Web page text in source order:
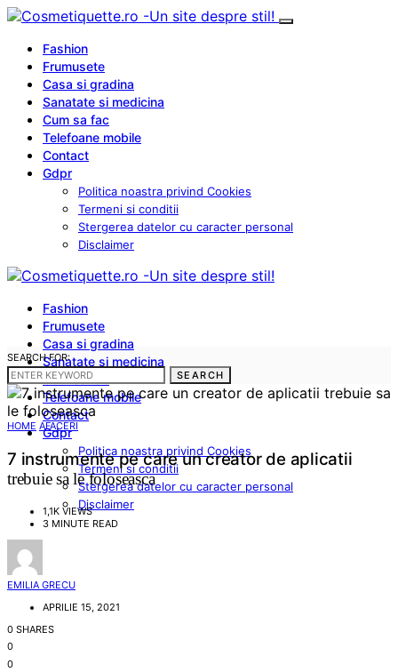
Fashion
Frumusete
Casa si gradina
Sanatate si medicina
Cum sa fac
Telefoane mobile
Contact
Gdpr
Politica noastra privind Cookies
Termeni si conditii
Stergerea datelor cu caracter personal
Disclaimer
Fashion
Frumusete
Casa si gradina
Sanatate si medicina
Cum sa fac
Telefoane mobile
Contact
Gdpr
Politica noastra privind Cookies
Termeni si conditii
Stergerea datelor cu caracter personal
Disclaimer
SEARCH FOR:
SEARCH
HOME AFACERI
7 instrumente pe care un creator de aplicatii
trebuie sa le foloseasca
1,1K VIEWS
3 MINUTE READ
EMILIA GRECU
APRILIE 15, 2021
0 SHARES
0
0